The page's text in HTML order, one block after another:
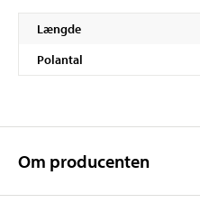
Længde
Polantal
Om producenten